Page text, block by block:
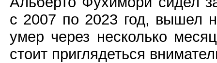
с 2007 по 2023 год, вышел
умер через несколько
стоит приглядеться